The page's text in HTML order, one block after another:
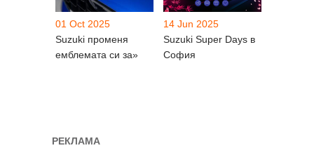
01 Oct 2025
Suzuki променя
емблемата си за»
14 Jun 2025
Suzuki Super Days в
София
РЕКЛАМА